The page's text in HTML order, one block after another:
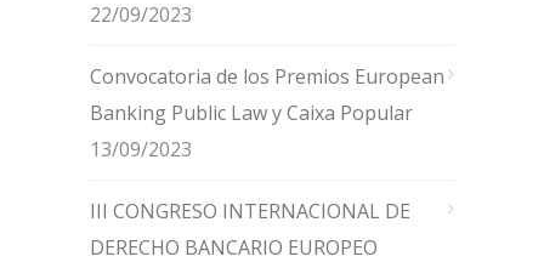
22/09/2023
Convocatoria de los Premios European
Banking Public Law y Caixa Popular
13/09/2023
III CONGRESO INTERNACIONAL DE
DERECHO BANCARIO EUROPEO